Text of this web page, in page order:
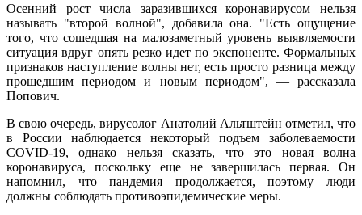
Осенний рост числа заразившихся коронавирусом нельзя
называть "второй волной", добавила она. "Есть ощущение
того, что сошедшая на малозаметный уровень выявляемости
ситуация вдруг опять резко идет по экспоненте. Формальных
признаков наступление волны нет, есть просто разница между
прошедшим периодом и новым периодом", — рассказала
Попович.
В свою очередь, вирусолог Анатолий Альтштейн отметил, что
в России наблюдается некоторый подъем заболеваемости
COVID-19, однако нельзя сказать, что это новая волна
коронавируса, поскольку еще не завершилась первая. Он
напомнил, что пандемия продолжается, поэтому люди
должны соблюдать противоэпидемические меры.